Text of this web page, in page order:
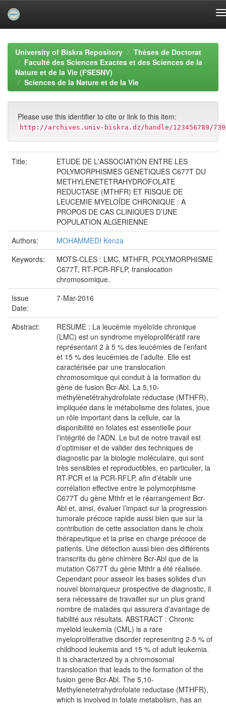
navigationUniversity of Biskra Repository
Thèses de Doctorat
Faculté des Sciences Exactes et des Sciences de la
Nature et de la Vie (FSESNV)
Sciences de la Nature et de la Vie
Please use this identifier to cite or link to this item:
http://archives.univ-biskra.dz/handle/123456789/
Title:
ETUDE DE L'ASSOCIATION ENTRE LES
POLYMORPHISMES GENETIQUES C677T DU
METHYLENETETRAHYDROFOLATE
REDUCTASE (MTHFR) ET RISQUE DE
LEUCEMIE MYELOÏDE CHRONIQUE : A
PROPOS DE CAS CLINIQUES D’UNE
POPULATION ALGERIENNE
Authors:
MOHAMMEDI Kenza
Keywords:
MOTS-CLES : LMC, MTHFR, POLYMORPHISME
C677T, RT-PCR-RFLP, translocation
chromosomique.
Issue
Date:
7-Mar-2016
Abstract:
RESUME : La leucémie myéloïde chronique
(LMC) est un syndrome myéloprolifératif rare
représentant 2 à 5 % des leucémies de l’enfant
et 15 % des leucémies de l’adulte. Elle est
caractérisée par une translocation
chromosomique qui conduit à la formation du
gène de fusion Bcr-Abl. La 5,10-
méthylènetétrahydrofolate réductase (MTHFR),
impliquée dans le métabolisme des folates, joue
un rôle important dans la cellule, car la
disponibilité en folates est essentielle pour
l’intégrité de l'ADN. Le but de notre travail est
d’optimiser et de valider des techniques de
diagnostic par la biologie moléculaire, qui sont
très sensibles et reproductibles, en particulier, la
RT-PCR et la PCR-RFLP, afin d’établir une
corrélation effective entre le polymorphisme
C677T du gène Mthfr et le réarrangement Bcr-
Abl et, ainsi, évaluer l’impact sur la progression
tumorale précoce rapide aussi bien que sur la
contribution de cette association dans le choix
thérapeutique et la prise en charge précoce de
patients. Une détection aussi bien des différents
transcrits du gène chimère Bcr-Abl que de la
mutation C677T du gène Mthfr a été réalisée.
Cependant pour asseoir les bases solides d'un
nouvel biomarqueur prospective de diagnostic, il
sera nécessaire de travailler sur un plus grand
nombre de malades qui assurera d'avantage de
fiabilité aux résultats. ABSTRACT : Chronic
myeloid leukemia (CML) is a rare
myeloproliferative disorder representing 2-5 % of
childhood leukemia and 15 % of adult leukemia.
It is characterized by a chromosomal
translocation that leads to the formation of the
fusion gene Bcr-Abl. The 5,10-
Methylenetetrahydrofolate reductase (MTHFR),
which is involved in folate metabolism, has an